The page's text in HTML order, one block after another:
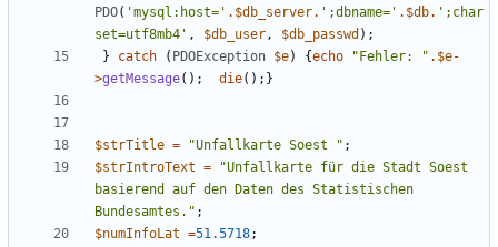
PDO( 'mysql:host=' . $db_server. ';dbname=' . $db. ';char
set=utf8mb4' , $db_user, $db_passwd );
}
catch ( PDOException $e) {echo " Fehler: " . $e-
>getMessage(); die();}
$strTitle = "Unfallkarte Soest " ;
$strIntroText = "Unfallkarte für die Stadt Soest
basierend auf den Daten des Statistischen
Bundesamtes. " ;
$numInfoLat =51.5718;